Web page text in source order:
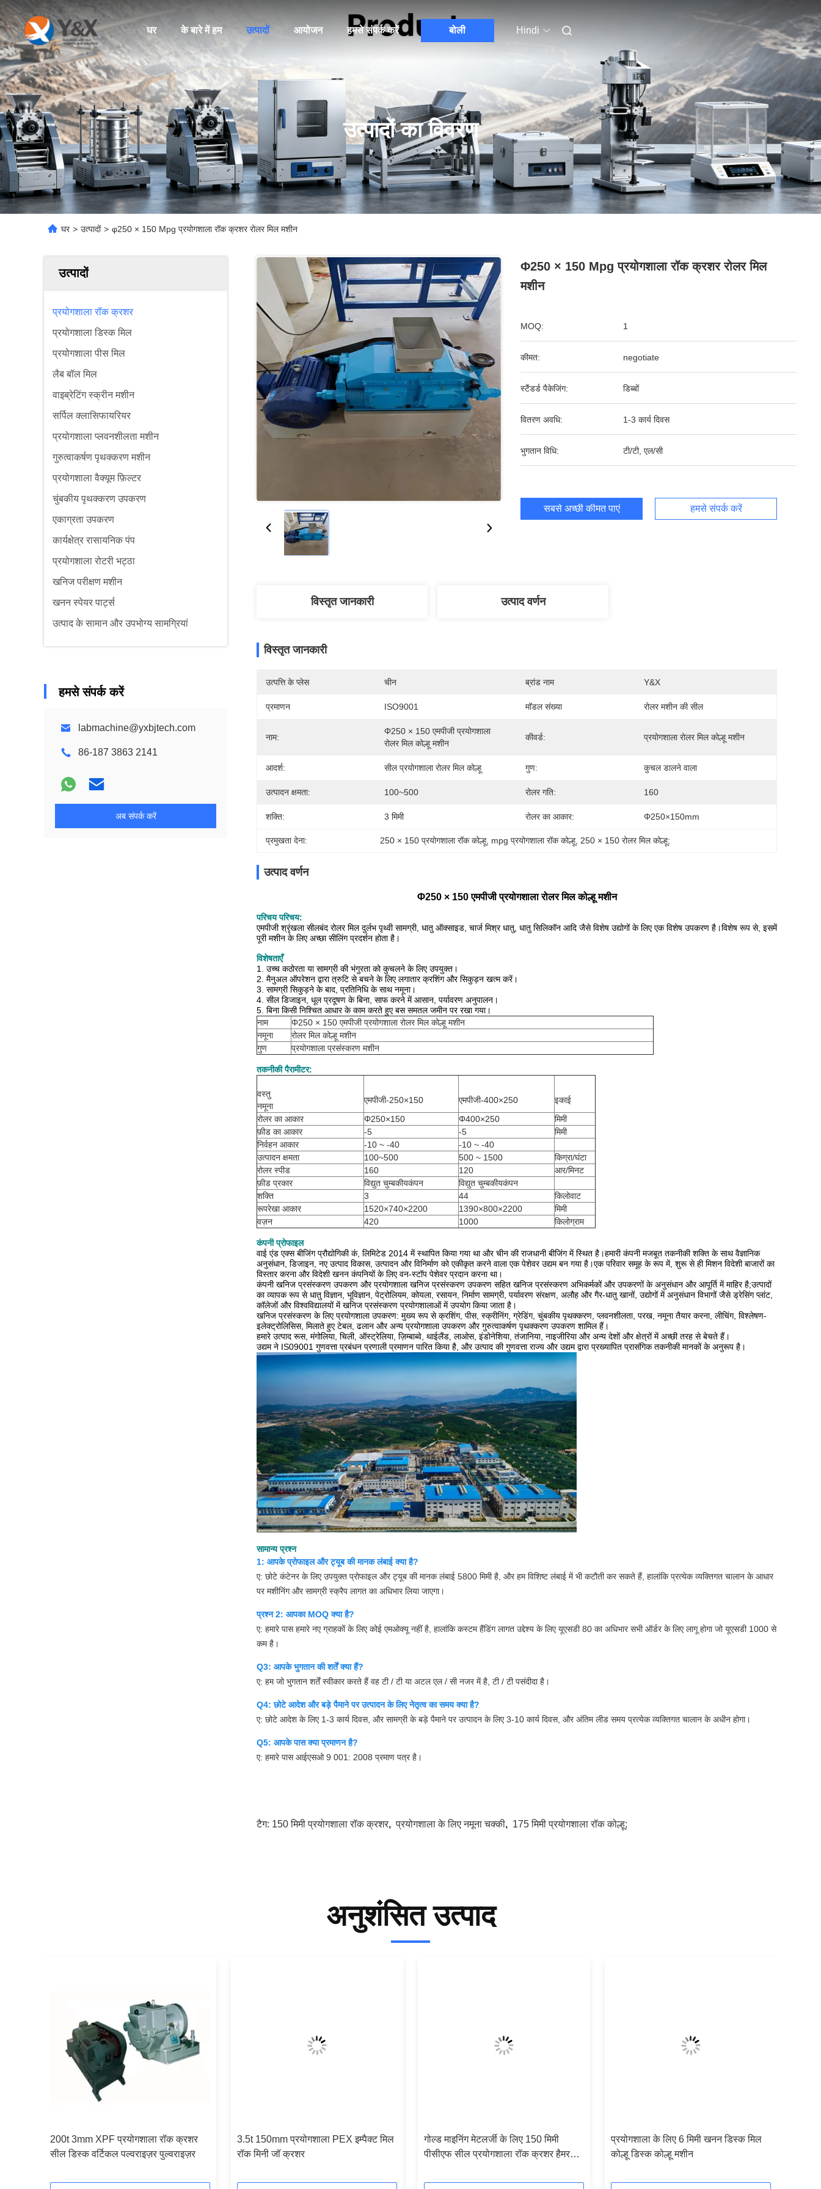
घर के बारे में हम उत्पादों आयोजन हमसे संपर्क करें बोली Hindi
उत्पादों का विवरण
घर > उत्पादों > φ250 × 150 Mpg प्रयोगशाला रॉक क्रशर रोलर मिल मशीन
उत्पादों
प्रयोगशाला रॉक क्रशर
प्रयोगशाला डिस्क मिल
प्रयोगशाला पीस मिल
लैब बॉल मिल
वाइब्रेटिंग स्क्रीन मशीन
सर्पिल क्लासिफायरियर
प्रयोगशाला प्लवनशीलता मशीन
गुरुत्वाकर्षण पृथक्करण मशीन
प्रयोगशाला वैक्यूम फ़िल्टर
चुंबकीय पृथक्करण उपकरण
एकाग्रता उपकरण
कार्यक्षेत्र रासायनिक पंप
प्रयोगशाला रोटरी भट्ठा
खनिज परीक्षण मशीन
खनन स्पेयर पार्ट्स
उत्पाद के सामान और उपभोग्य सामग्रियां
हमसे संपर्क करें
labmachine@yxbjtech.com
86-187 3863 2141
अब संपर्क करें
Φ250 × 150 Mpg प्रयोगशाला रॉक क्रशर रोलर मिल
मशीन
MOQ: 1
कीमत: negotiate
स्टैंडर्ड पैकेजिंग: डिब्बों
वितरण अवधि: 1-3 कार्य दिवस
भुगतान विधि: टी/टी, एल/सी
सबसे अच्छी कीमत पाएं हमसे संपर्क करें
विस्तृत जानकारी उत्पाद वर्णन
विस्तृत जानकारी
उत्पत्ति के प्लेस चीन ब्रांड नाम Y&X
प्रमाणन ISO9001 मॉडल संख्या रोलर मशीन की सील
नाम:
Φ250 × 150 एमपीजी प्रयोगशाला
रोलर मिल कोल्हू मशीन
कीवर्ड: प्रयोगशाला रोलर मिल कोल्हू मशीन
आदर्श: सील प्रयोगशाला रोलर मिल कोल्हू गुण: कुचल डालने वाला
उत्पादन क्षमता: 100~500 रोलर गति: 160
शक्ति: 3 मिमी रोलर का आकार: Φ250×150mm
प्रमुखता देना: 250 × 150 प्रयोगशाला रॉक कोल्हू, mpg प्रयोगशाला रॉक कोल्हू, 250 × 150 रोलर मिल कोल्हू;
उत्पाद वर्णन
Φ250 × 150 एमपीजी प्रयोगशाला रोलर मिल कोल्हू मशीन
परिचय परिचय:
एमपीजी श्रृंखला सीलबंद रोलर मिल दुर्लभ पृथ्वी सामग्री, धातु ऑक्साइड, चार्ज मिश्र धातु, धातु सिलिकॉन आदि जैसे विशेष उद्योगों के लिए एक विशेष उपकरण है।विशेष रूप से, इसमें
पूरी मशीन के लिए अच्छा सीलिंग प्रदर्शन होता है।
विशेषताएँ
1. उच्च कठोरता या सामग्री की भंगुरता को कुचलने के लिए उपयुक्त।
2. मैनुअल ऑपरेशन द्वारा त्रुटि से बचने के लिए लगातार क्रशिंग और सिकुड़न खत्म करें।
3. सामग्री सिकुड़ने के बाद, प्रतिनिधि के साथ नमूना।
4. सील डिजाइन, धूल प्रदूषण के बिना, साफ करने में आसान, पर्यावरण अनुपालन।
5. बिना किसी निश्चित आधार के काम करते हुए बस समतल जमीन पर रखा गया।
नाम
Φ250 × 150 एमपीजी प्रयोगशाला रोलर मिल कोल्हू मशीन
नमूना
रोलर मिल कोल्हू मशीन
गुण
प्रयोगशाला प्रसंस्करण मशीन
तकनीकी पैरामीटर:
वस्तु
नमूना
एमपीजी-250×150 एमपीजी-400×250
इकाई
रोलर का आकार
Φ250×150 Φ400×250
मिमी
फ़ीड का आकार
-5 -5
मिमी
निर्वहन आकार
-10 ~ -40
-10 ~ -40
उत्पादन क्षमता
100~500 500 ~ 1500
किग्रा/घंटा
रोलर स्पीड
160 120
आर/मिनट
फ़ीड प्रकार
विद्युत चुम्बकीयकंपन विद्युत चुम्बकीयकंपन
शक्ति
3 44
किलोवाट
रूपरेखा आकार
1520×740×2200 1390×800×2200
मिमी
वज़न
420 1000 किलोग्राम
कंपनी प्रोफाइल
वाई एंड एक्स बीजिंग प्रौद्योगिकी कं, लिमिटेड 2014 में स्थापित किया गया था और चीन की राजधानी बीजिंग में स्थित है।हमारी कंपनी मजबूत तकनीकी शक्ति के साथ वैज्ञानिक
अनुसंधान, डिजाइन, नए उत्पाद विकास, उत्पादन और विनिर्माण को एकीकृत करने वाला एक पेशेवर उद्यम बन गया है।एक परिवार समूह के रूप में, शुरू से ही मिशन विदेशी बाजारों का
विस्तार करना और विदेशी खनन कंपनियों के लिए वन-स्टॉप पेशेवर प्रदान करना था।
कंपनी खनिज प्रसंस्करण उपकरण और प्रयोगशाला खनिज प्रसंस्करण उपकरण सहित खनिज प्रसंस्करण अभिकर्मकों और उपकरणों के अनुसंधान और आपूर्ति में माहिर है;उत्पादों
का व्यापक रूप से धातु विज्ञान, भूविज्ञान, पेट्रोलियम, कोयला, रसायन, निर्माण सामग्री, पर्यावरण संरक्षण, अलौह और गैर-धातु खानों, उद्योगों में अनुसंधान विभागों जैसे ड्रेसिंग प्लांट,
कॉलेजों और विश्वविद्यालयों में खनिज प्रसंस्करण प्रयोगशालाओं में उपयोग किया जाता है।
खनिज प्रसंस्करण के लिए प्रयोगशाला उपकरण: मुख्य रूप से क्रशिंग, पीस, स्क्रीनिंग, ग्रेडिंग, चुंबकीय पृथक्करण, प्लवनशीलता, परख, नमूना तैयार करना, लीचिंग, विश्लेषण-
इलेक्ट्रोलिसिस, मिलाते हुए टेबल, ढलान और अन्य प्रयोगशाला उपकरण और गुरुत्वाकर्षण पृथक्करण उपकरण शामिल हैं।
हमारे उत्पाद रूस, मंगोलिया, चिली, ऑस्ट्रेलिया, ज़िम्बाब्वे, थाईलैंड, लाओस, इंडोनेशिया, तंजानिया, नाइजीरिया और अन्य देशों और क्षेत्रों में अच्छी तरह से बेचते हैं।
उद्यम ने IS09001 गुणवत्ता प्रबंधन प्रणाली प्रमाणन पारित किया है, और उत्पाद की गुणवत्ता राज्य और उद्यम द्वारा प्रख्यापित प्रासंगिक तकनीकी मानकों के अनुरूप है।
सामान्य प्रश्न
1: आपके प्रोफाइल और ट्यूब की मानक लंबाई क्या है?
ए: छोटे कंटेनर के लिए उपयुक्त प्रोफाइल और ट्यूब की मानक लंबाई 5800 मिमी है, और हम विशिष्ट लंबाई में भी कटौती कर सकते हैं, हालांकि प्रत्येक व्यक्तिगत चालान के आधार
पर मशीनिंग और सामग्री स्क्रैप लागत का अधिभार लिया जाएगा।
प्रश्न 2: आपका MOQ क्या है?
ए: हमारे पास हमारे नए ग्राहकों के लिए कोई एमओक्यू नहीं है, हालांकि कस्टम हैंडिंग लागत उद्देश्य के लिए यूएसडी 80 का अधिभार सभी ऑर्डर के लिए लागू होगा जो यूएसडी 1000 से
कम है।
Q3: आपके भुगतान की शर्तें क्या हैं?
ए: हम जो भुगतान शर्तें स्वीकार करते हैं वह टी / टी या अटल एल / सी नजर में है, टी / टी पसंदीदा है।
Q4: छोटे आदेश और बड़े पैमाने पर उत्पादन के लिए नेतृत्व का समय क्या है?
ए: छोटे आदेश के लिए 1-3 कार्य दिवस, और सामग्री के बड़े पैमाने पर उत्पादन के लिए 3-10 कार्य दिवस, और अंतिम लीड समय प्रत्येक व्यक्तिगत चालान के अधीन होगा।
Q5: आपके पास क्या प्रमाणन है?
ए: हमारे पास आईएसओ 9 001: 2008 प्रमाण पत्र है।
टैग: 150 मिमी प्रयोगशाला रॉक क्रशर,प्रयोगशाला के लिए नमूना चक्की, 175 मिमी प्रयोगशाला रॉक कोल्हू;
अनुशंसित उत्पाद
200t 3mm XPF प्रयोगशाला रॉक क्रशर
सील डिस्क वर्टिकल पल्वराइज़र पुल्वराइज़र
3.5t 150mm प्रयोगशाला PEX इम्पैक्ट मिल
रॉक मिनी जॉ क्रशर
गोल्ड माइनिंग मेटलर्जी के लिए 150 मिमी
पीसीएफ सील प्रयोगशाला रॉक क्रशर हैमर
प्रयोगशाला के लिए 6 मिमी खनन डिस्क मिल
कोल्हू डिस्क कोल्हू मशीन